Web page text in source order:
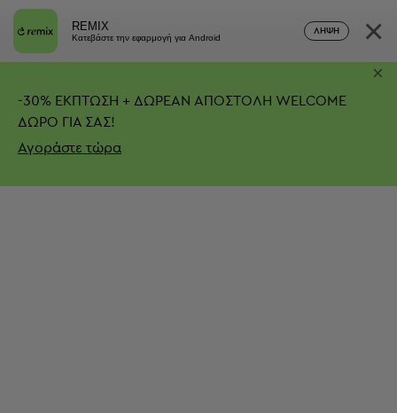
REMIX
Κατεβάστε την εφαρμογή για Android
ΛΉΨΗ ×
-30% ΕΚΠΤΩΣΗ + ΔΩΡΕΑΝ ΑΠΟΣΤΟΛΗ WELCOME
ΔΩΡΟ ΓΙΑ ΣΑΣ!
Αγοράστε τώρα
×